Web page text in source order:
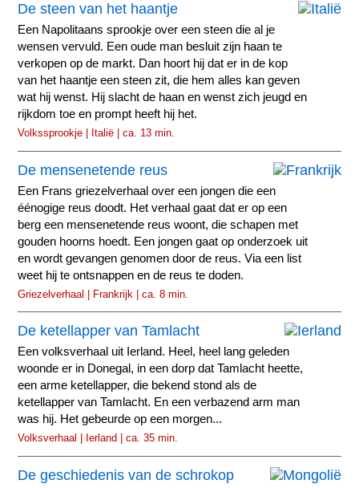
De steen van het haantje
Een Napolitaans sprookje over een steen die al je
wensen vervuld. Een oude man besluit zijn haan te
verkopen op de markt. Dan hoort hij dat er in de kop
van het haantje een steen zit, die hem alles kan geven
wat hij wenst. Hij slacht de haan en wenst zich jeugd en
rijkdom toe en prompt heeft hij het.
Volkssprookje | Italië | ca. 13 min.
De mensenetende reus
Een Frans griezelverhaal over een jongen die een
éénogige reus doodt. Het verhaal gaat dat er op een
berg een mensenetende reus woont, die schapen met
gouden hoorns hoedt. Een jongen gaat op onderzoek uit
en wordt gevangen genomen door de reus. Via een list
weet hij te ontsnappen en de reus te doden.
Griezelverhaal | Frankrijk | ca. 8 min.
De ketellapper van Tamlacht
Een volksverhaal uit Ierland. Heel, heel lang geleden
woonde er in Donegal, in een dorp dat Tamlacht heette,
een arme ketellapper, die bekend stond als de
ketellapper van Tamlacht. En een verbazend arm man
was hij. Het gebeurde op een morgen...
Volksverhaal | Ierland | ca. 35 min.
De geschiedenis van de schrokop